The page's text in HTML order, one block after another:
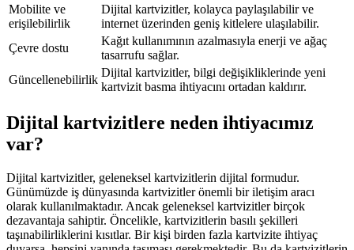
Mobilite ve
erişilebilirlik
Dijital kartvizitler, kolayca paylaşılabilir ve
internet üzerinden geniş kitlelere ulaşılabilir.
Çevre dostu
Kağıt kullanımının azalmasıyla enerji ve ağaç
tasarrufu sağlar.
Güncellenebilirlik
Dijital kartvizitler, bilgi değişikliklerinde yeni
kartvizit basma ihtiyacını ortadan kaldırır.
Dijital kartvizitlere neden ihtiyacımız
var?
Dijital kartvizitler, geleneksel kartvizitlerin dijital formudur.
Günümüzde iş dünyasında kartvizitler önemli bir iletişim aracı
olarak kullanılmaktadır. Ancak geleneksel kartvizitler birçok
dezavantaja sahiptir. Öncelikle, kartvizitlerin basılı şekilleri
taşınabilirliklerini kısıtlar. Bir kişi birden fazla kartvizite ihtiyaç